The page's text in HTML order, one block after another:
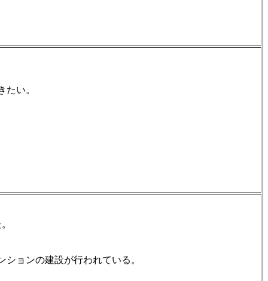
い。
ョンの建設が行われている。